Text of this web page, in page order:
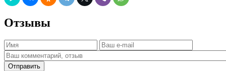
Отзывы
Отправить